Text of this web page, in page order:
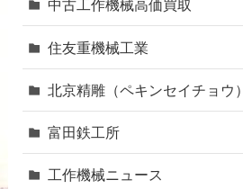
中古工作機械高価買取
住友重機械工業
北京精雕（ペキンセイチョウ）
富田鉄工所
工作機械ニュース